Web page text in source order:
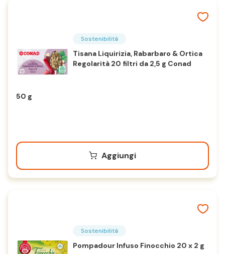
Sostenibilità
Tisana Liquirizia, Rabarbaro & Ortica
Regolarità 20 filtri da 2,5 g Conad
50 g
Aggiungi
Sostenibilità
Pompadour Infuso Finocchio 20 x 2 g